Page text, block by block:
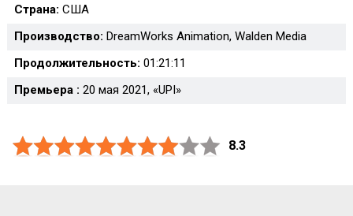
Страна: США
Производство: DreamWorks Animation, Walden Media
Продолжительность: 01:21:11
Премьера : 20 мая 2021, «UPI»
8.3